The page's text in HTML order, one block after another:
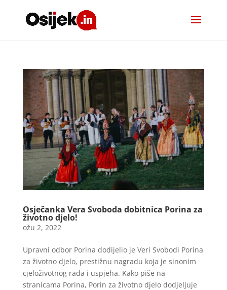
Osječanka Vera Svoboda dobitnica Porina za
životno djelo!
ožu 2, 2022
Upravni odbor Porina dodijelio je Veri Svobodi Porina
za životno djelo, prestižnu nagradu koja je sinonim
cjeloživotnog rada i uspjeha. Kako piše na
stranicama Porina, Porin za životno djelo dodjeljuje